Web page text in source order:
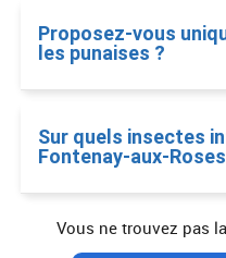
Proposez-vous
les punaises ?
Sur quels insectes
Fontenay-aux-
Vous ne trouvez pas